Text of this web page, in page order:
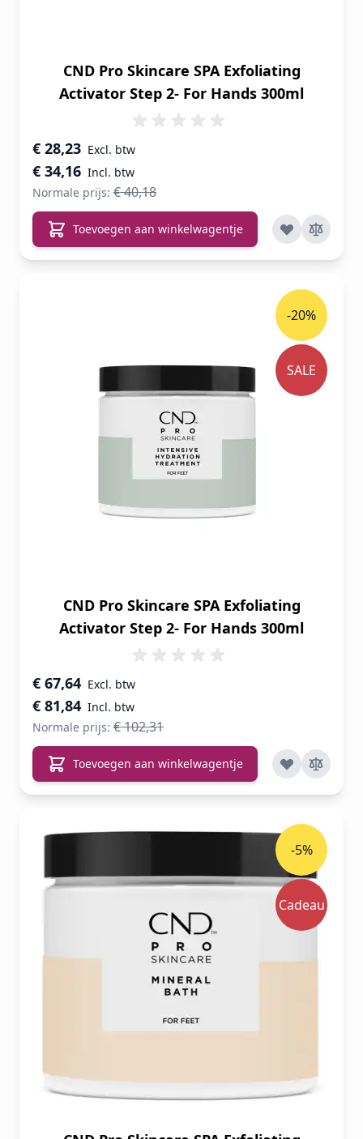
CND Pro Skincare SPA Exfoliating
Activator Step 2- For Hands 300ml
Speciale prijs
€ 34,16
€ 28,23
Normale prijs: € 40,18
Toevoegen aan winkelwagentje
CND Pro Skincare SPA Exfoliating
Activator Step 2- For Hands 300ml
Speciale prijs
€ 81,84
€ 67,64
Normale prijs: € 102,31
-20%
SALE
Toevoegen aan winkelwagentje
-5%
Cadeau